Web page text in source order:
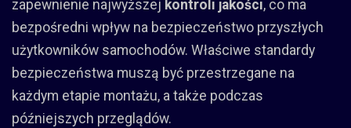
zapewnienie najwyższej kontroli jakości, co ma
bezpośredni wpływ na bezpieczeństwo przyszłych
użytkowników samochodów. Właściwe standardy
bezpieczeństwa muszą być przestrzegane na
każdym etapie montażu, a także podczas
późniejszych przeglądów.